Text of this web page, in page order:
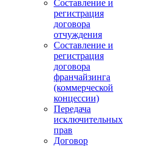
Составление и
регистрация
договора
отчуждения
Составление и
регистрация
договора
франчайзинга
(коммерческой
концессии)
Передача
исключительных
прав
Договор